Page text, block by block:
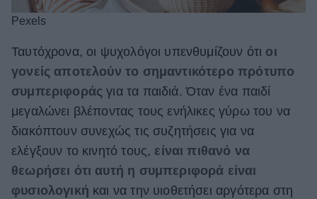
Pexels
Ταυτόχρονα, οι ψυχολόγοι υπενθυμίζουν ότι οι
γονείς αποτελούν το σημαντικότερο πρότυπο
συμπεριφοράς για τα παιδιά. Όταν ένα παιδί
μεγαλώνει βλέποντας τους ενήλικες γύρω του να
διακόπτουν συνεχώς τις συζητήσεις για να
ελέγξουν το κινητό τους, είναι πιθανό να
θεωρήσει ότι αυτή η συμπεριφορά είναι
φυσιολογική και να την υιοθετήσει αργότερα στη